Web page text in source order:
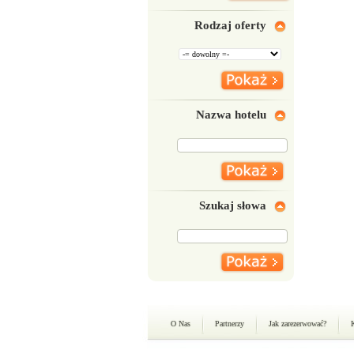
Rodzaj oferty
Nazwa hotelu
Szukaj słowa
O Nas Partnerzy Jak zarezerwować?